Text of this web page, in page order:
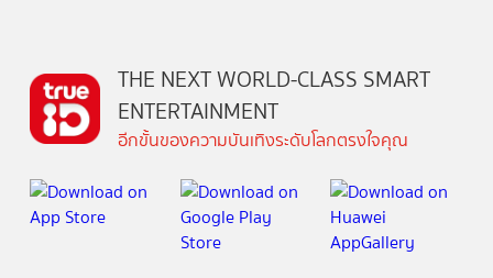
THE NEXT WORLD-CLASS SMART
ENTERTAINMENT
อีกขั้นของความบันเทิงระดับโลกตรงใจคุณ